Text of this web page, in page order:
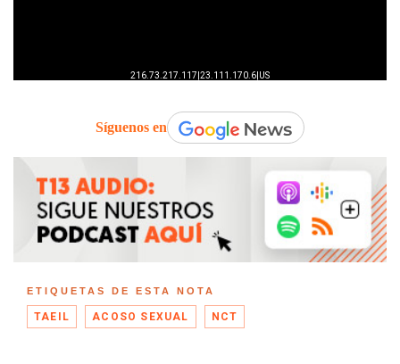
Síguenos en
ETIQUETAS DE ESTA NOTA
TAEIL ACOSO SEXUAL NCT